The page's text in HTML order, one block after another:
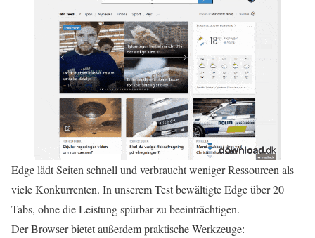
Edge lädt Seiten schnell und verbraucht weniger Ressourcen als
viele Konkurrenten. In unserem Test bewältigte Edge über 20
Tabs, ohne die Leistung spürbar zu beeinträchtigen.
Der Browser bietet außerdem praktische Werkzeuge: